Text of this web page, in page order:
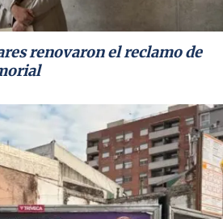
renovaron el reclamo de